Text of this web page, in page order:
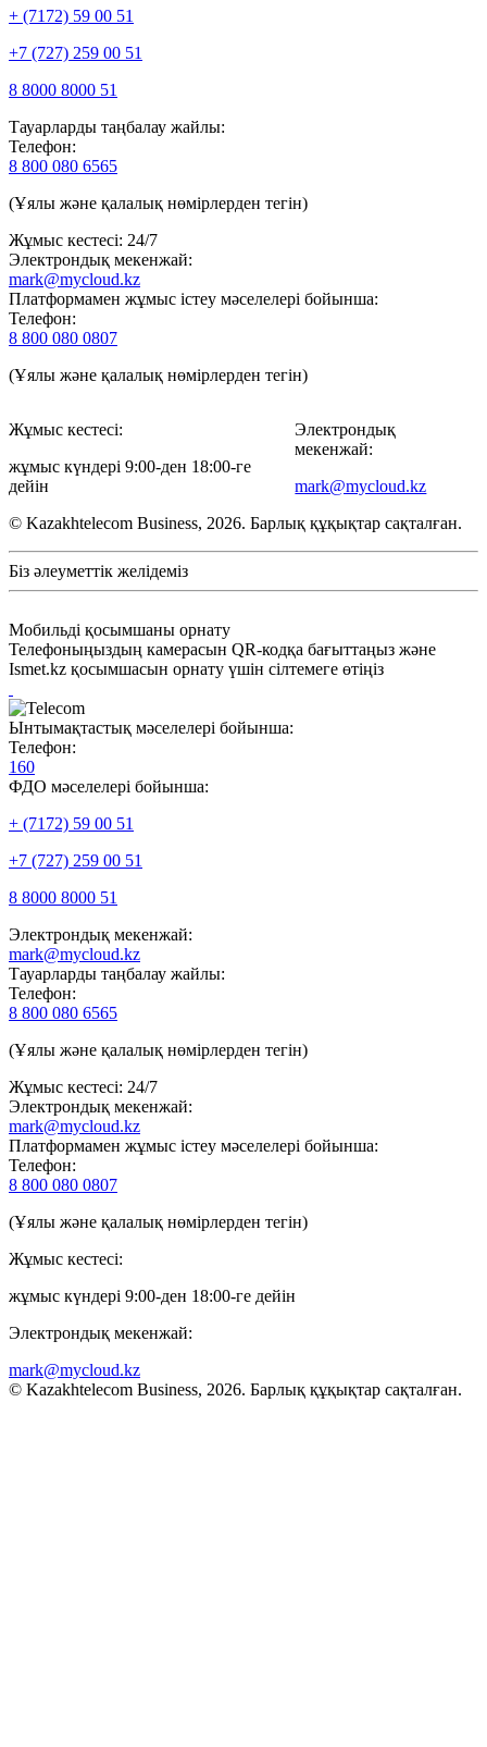
+ (7172) 59 00 51
+7 (727) 259 00 51
8 8000 8000 51
Тауарларды таңбалау жайлы:
Телефон:
8 800 080 6565
(Ұялы және қалалық нөмірлерден тегін)
Жұмыс кестесі: 24/7
Электрондық мекенжай:
mark@mycloud.kz
Платформамен жұмыс істеу мәселелері бойынша:
Телефон:
8 800 080 0807
(Ұялы және қалалық нөмірлерден тегін)
Жұмыс кестесі:
жұмыс күндері 9:00-ден 18:00-ге
дейін
Электрондық
мекенжай:
mark@mycloud.kz
© Kazakhtelecom Business, 2026. Барлық құқықтар сақталған.
Біз әлеуметтік желідеміз
Мобильді қосымшаны орнату
Телефоныңыздың камерасын QR-кодқа бағыттаңыз және
Ismet.kz қосымшасын орнату үшін сілтемеге өтіңіз
Ынтымақтастық мәселелері бойынша:
Телефон:
160
ФДО мәселелері бойынша:
+ (7172) 59 00 51
+7 (727) 259 00 51
8 8000 8000 51
Электрондық мекенжай:
mark@mycloud.kz
Тауарларды таңбалау жайлы:
Телефон:
8 800 080 6565
(Ұялы және қалалық нөмірлерден тегін)
Жұмыс кестесі: 24/7
Электрондық мекенжай:
mark@mycloud.kz
Платформамен жұмыс істеу мәселелері бойынша:
Телефон:
8 800 080 0807
(Ұялы және қалалық нөмірлерден тегін)
Жұмыс кестесі:
жұмыс күндері 9:00-ден 18:00-ге дейін
Электрондық мекенжай:
mark@mycloud.kz
© Kazakhtelecom Business, 2026. Барлық құқықтар сақталған.